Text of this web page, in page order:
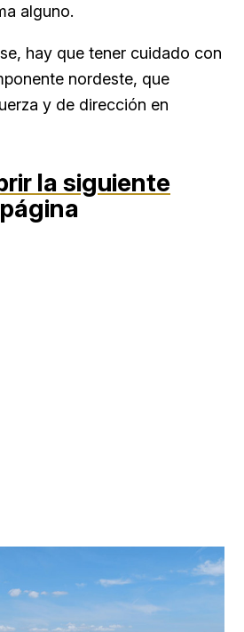
alguno.
hay que tener cuidado con
nordeste, que
y de dirección en
la siguiente